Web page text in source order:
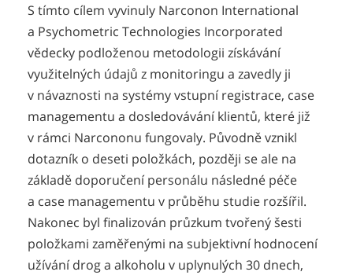
S tímto cílem vyvinuly Narconon International
a Psychometric Technologies Incorporated
vědecky podloženou metodologii získávání
využitelných údajů z monitoringu a zavedly ji
v návaznosti na systémy vstupní registrace, case
managementu a dosledovávání klientů, které již
v rámci Narcononu fungovaly. Původně vznikl
dotazník o deseti položkách, později se ale na
základě doporučení personálu následné péče
a case managementu v průběhu studie rozšířil.
Nakonec byl finalizován průzkum tvořený šesti
položkami zaměřenými na subjektivní hodnocení
užívání drog a alkoholu v uplynulých 30 dnech,